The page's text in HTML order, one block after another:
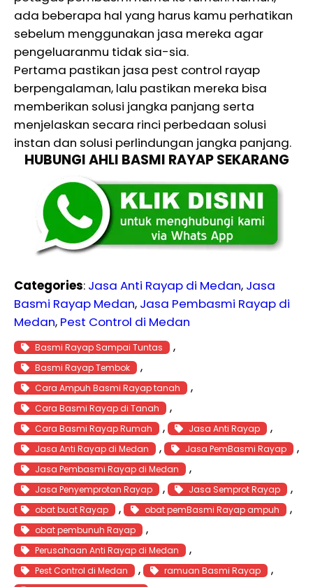
ada beberapa hal yang harus kamu perhatikan
sebelum menggunakan jasa mereka agar
pengeluaranmu tidak sia-sia.
Pertama pastikan jasa pest control rayap
berpengalaman, lalu pastikan mereka bisa
memberikan solusi jangka panjang serta
menjelaskan secara rinci perbedaan solusi
instan dan solusi perlindungan jangka panjang.
HUBUNGI AHLI BASMI RAYAP SEKARANG
Categories: Jasa Anti Rayap di Medan, Jasa
Basmi Rayap Medan, Jasa Pembasmi Rayap di
Medan, Pest Control di Medan
Basmi Rayap Sampai Tuntas ,
Basmi Rayap Tembok ,
Cara Ampuh Basmi Rayap tanah ,
Cara Basmi Rayap di Tanah ,
Cara Basmi Rayap Rumah , Jasa Anti Rayap ,
Jasa Anti Rayap di Medan , Jasa PemBasmi Rayap
Jasa Pembasmi Rayap di Medan ,
Jasa Penyemprotan Rayap , Jasa Semprot Rayap ,
obat buat Rayap , obat pemBasmi Rayap ampuh ,
obat pembunuh Rayap ,
Perusahaan Anti Rayap di Medan ,
Pest Control di Medan , ramuan Basmi Rayap ,